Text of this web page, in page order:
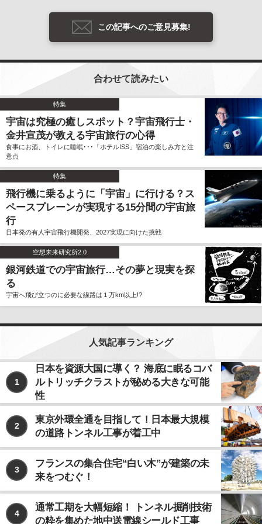
この記事へのご意見募集!
合わせて読みたい
特集
宇宙は究極の癒しスポット？宇宙飛行士・
金井宣茂が教える宇宙旅行の心得
食事にお酒、トイレに睡眠･･･「ホテルISS」宿泊の楽しみ方と注
意点
特集
飛行機に乗るように「宇宙」に行ける？ス
ペースプレーンが実現する15分間の宇宙旅
行
日本発の有人宇宙飛行機開発、2027実現に向けた挑戦
空想未来研究所2.0
銀河鉄道での宇宙旅行…その夢と現実を探
る
宇宙へ飛び立つのに必要な線路は１万km以上!?
人気記事ランキング
1
日本を資源大国に導く？ 海底に眠るコバ
ルトリッチクラストが秘める大きな可能
性
2
東京外環全通を目指して！日本最大規模
の道路トンネル工事が着工中
3
フランスの集合住宅“白い木”が建築の未
来をつむぐ！
4
通常工期を大幅短縮！ トンネル掘削技術
の粋を集めた地中送電線シールド工事